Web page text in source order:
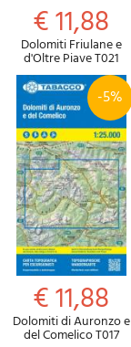
€ 11,88
Dolomiti Friulane e
d'Oltre Piave T021
-5%
€ 11,88
Dolomiti di Auronzo e
del Comelico T017